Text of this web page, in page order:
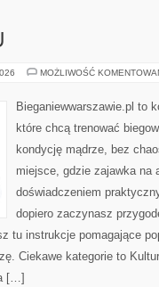
MOŻLIWOŚĆ
Bieganiewwarszawie.pl to
które chcą trenować
kondycję mądrze, bez
miejsce, gdzie zajawka na
doświadczeniem
dopiero zaczynasz
tu instrukcje pomagające
Ciekawe kategorie to
[…]